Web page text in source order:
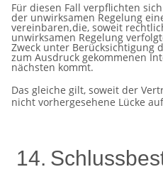
Für diesen Fall verpflichten
der unwirksamen Regelung
vereinbaren,die, soweit
unwirksamen Regelung
Zweck unter Berücksichtigung
zum Ausdruck gekommenen
nächsten kommt.
Das gleiche gilt, soweit der
nicht vorhergesehene Lücke
14.